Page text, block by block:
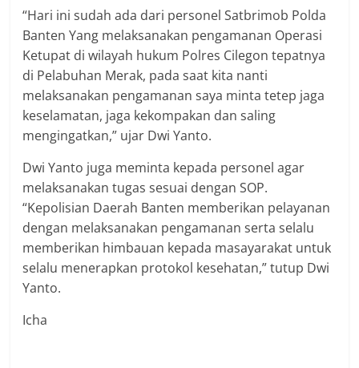
“Hari ini sudah ada dari personel Satbrimob Polda
Banten Yang melaksanakan pengamanan Operasi
Ketupat di wilayah hukum Polres Cilegon tepatnya
di Pelabuhan Merak, pada saat kita nanti
melaksanakan pengamanan saya minta tetep jaga
keselamatan, jaga kekompakan dan saling
mengingatkan,” ujar Dwi Yanto.
Dwi Yanto juga meminta kepada personel agar
melaksanakan tugas sesuai dengan SOP.
“Kepolisian Daerah Banten memberikan pelayanan
dengan melaksanakan pengamanan serta selalu
memberikan himbauan kepada masayarakat untuk
selalu menerapkan protokol kesehatan,” tutup Dwi
Yanto.
Icha